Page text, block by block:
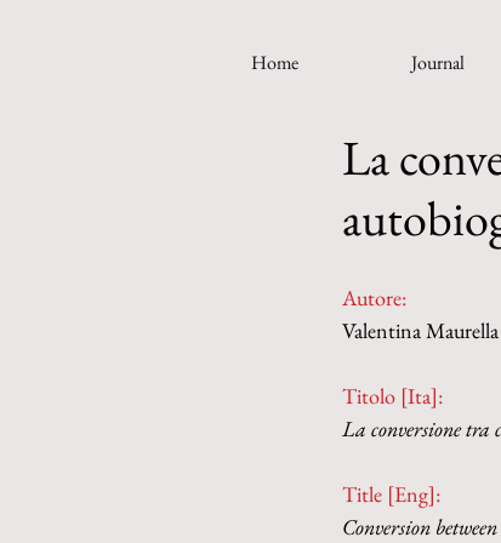
Home Journal
La
Autore:
Valentina Maurella
Titolo [Ita]:
La conversione tra
Title [Eng]:
Conversion